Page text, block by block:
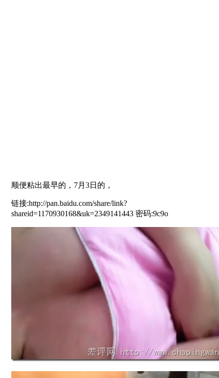
顺便粘出最早的，7月3日的，
链接:http://pan.baidu.com/share/link?
shareid=1170930168&uk=2349141443 密码:9c9o